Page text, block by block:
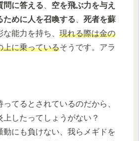
問に答える
空を飛ぶ力を与え
ために人を召喚する
死者を蘇
能力を持ち、 現れる際は金の
上に乗っているそうです。アラ
てるとされているのだから、
したってしょうがない？
動にも負けない、我らメギドを